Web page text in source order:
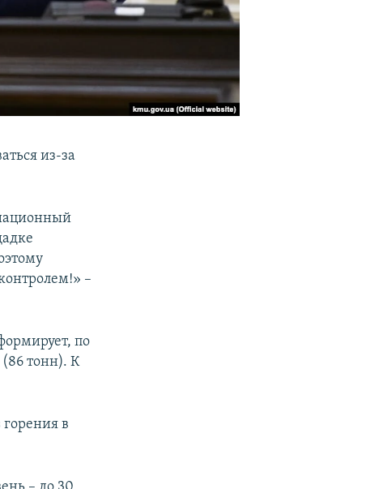
из-за
–
по
тонн). К
в